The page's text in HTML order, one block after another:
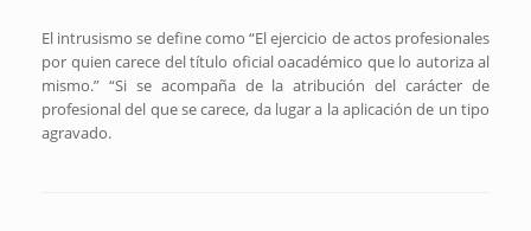
El intrusismo se define como “El ejercicio de actos profesionales
por quien carece del título oficial oacadémico que lo autoriza al
mismo.” “Si se acompaña de la atribución del carácter de
profesional del que se carece, da lugar a la aplicación de un tipo
agravado.